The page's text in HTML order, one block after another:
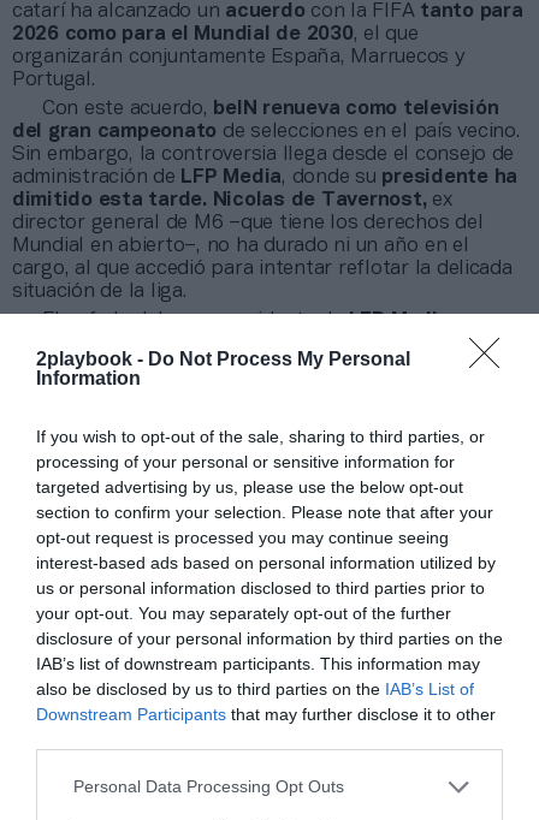
2playbook - Do Not Process My Personal
Information
If you wish to opt-out of the sale, sharing to third parties, or
processing of your personal or sensitive information for
targeted advertising by us, please use the below opt-out
section to confirm your selection. Please note that after your
opt-out request is processed you may continue seeing
interest-based ads based on personal information utilized by
us or personal information disclosed to third parties prior to
your opt-out. You may separately opt-out of the further
disclosure of your personal information by third parties on the
IAB’s list of downstream participants. This information may
also be disclosed by us to third parties on the IAB’s List of
Downstream Participants that may further disclose it to other
Personal Data Processing Opt Outs
Índex
catarí ha alcanzado un acuerdo con la FIFA tanto para
2026 como para el
Mundial de 2030, el que
organizarán conjuntamente España, Marruecos y
Portugal.
Con este acuerdo, beIN renueva como televisión
del gran campeonato de selecciones en el país vecino.
Sin embargo, la controversia llega desde el consejo de
administración de LFP Media, donde su presidente ha
dimitido esta tarde. Nicolas de Tavernost, ex
director general de M6 –que tiene los derechos del
Mundial en abierto–, no ha durado ni un año en el
cargo, al que accedió para intentar reflotar la delicada
situación de la liga.
presidente del Paris Saint-Germain (PSG),Nasser Al
Khelaifi, lo que se ha entendido por parte de algunos
Añadir2Playbookcomo fuente preferida de Google
de forma gratuita
Mantente informado con las últimas noticias de actualidad.
ACTIVAR AHORA
Compartir
Imprimir